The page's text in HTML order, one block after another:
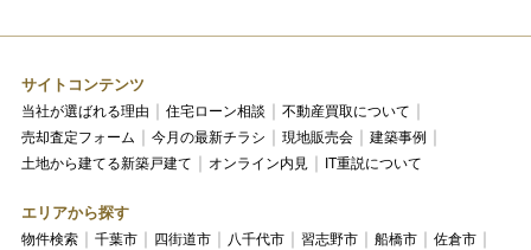
サイトコンテンツ
当社が選ばれる理由 住宅ローン相談
不動産買取について
売却査定フォーム
今月の最新チラシ 現地販売会
建築事例
土地から建てる新築戸建て
オンライン内見 IT重説について
エリアから探す
物件検索 千葉市 四街道市 八千代市 習志野市 船橋市
佐倉市